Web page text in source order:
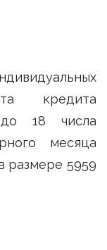
кредита
до 18 числа
месяца
размере 5959